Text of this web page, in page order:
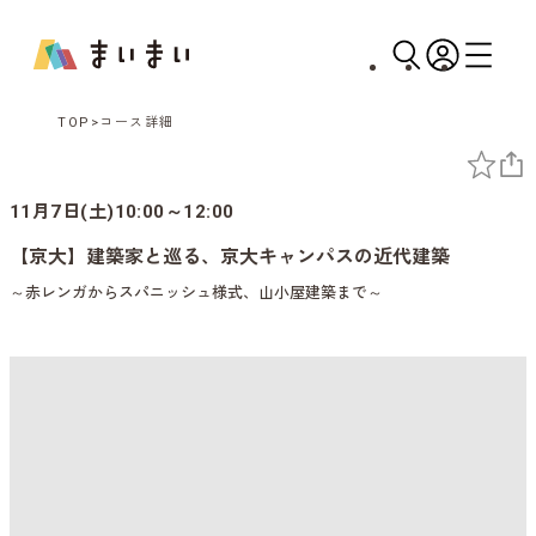
TOP コース詳細
11月7日(土)10:00～12:00
【京大】建築家と巡る、京大キャンパスの近代建築
～赤レンガからスパニッシュ様式、山小屋建築まで～